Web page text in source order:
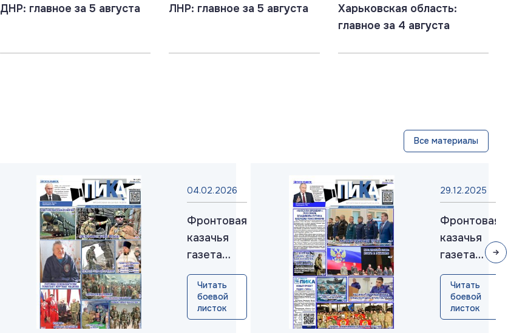
ДНР: главное за 5 августа ЛНР: главное за 5 августа
Харьковская область:
главное за 4 августа
Все материалы
04.02.2026
Фронтовая
казачья
газета
«ПИКА»:
выпуск
№37,
январь
Читать
боевой
листок
29.12.2025
Фронтовая
казачья
газета
«ПИКА»:
выпуск
№36,
декабрь
Читать
боевой
листок